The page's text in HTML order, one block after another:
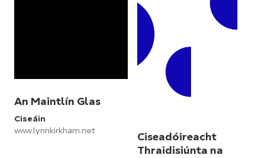
An Maintlín Glas
Ciseáin
www.lynnkirkham.net
Ciseadóireacht
Thraidisiúnta na